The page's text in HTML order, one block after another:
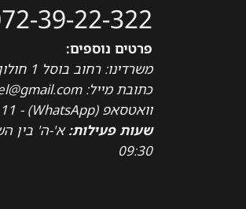
39-22-322
פרטים נוספים:
משרדינו: רחוב בוסל 1 חולון
כתובת מייל: m4aisrael@gmail.com
וואטסאפ (WhatsApp) - 058-6057111
שעות פעילות:
09:30